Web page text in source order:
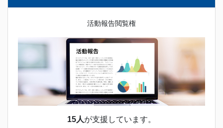
活動報告閲覧権
15人が支援しています。